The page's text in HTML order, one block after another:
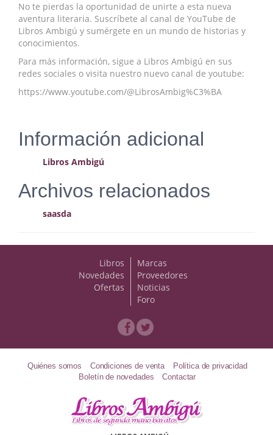
Física y Química
Guerra Civil Española
Literatura hispanoamericana
No te pierdas la oportunidad de unirte a esta nueva
aventura literaria. Suscríbete al canal de YouTube de
Libros Ambigú y sumérgete en un mundo de historias y
conocimientos.
Para más información, sigue a Libros Ambigú en sus
redes sociales o visita nuestro nuevo canal de youtube:
https://www.youtube.com/@LibrosAmbig%C3%BA
Información adicional
Libros Ambigú
Archivos relacionados
saasda
Libros
Novedades
Ofertas
Marcas
Proveedores
Noticias
Foro
Quiénes somos Condiciones de venta
Política de privacidad
Boletín de novedades
Contactar